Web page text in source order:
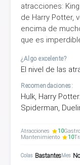
atracciones:
de Harry Potter,
encima de
que es
¿Algo excelente?
El nivel de las
Recomendaciones:
Hulk, Harry
Spiderman,
Atracciones 10
Mantenimiento
10
Colas BastantesMes